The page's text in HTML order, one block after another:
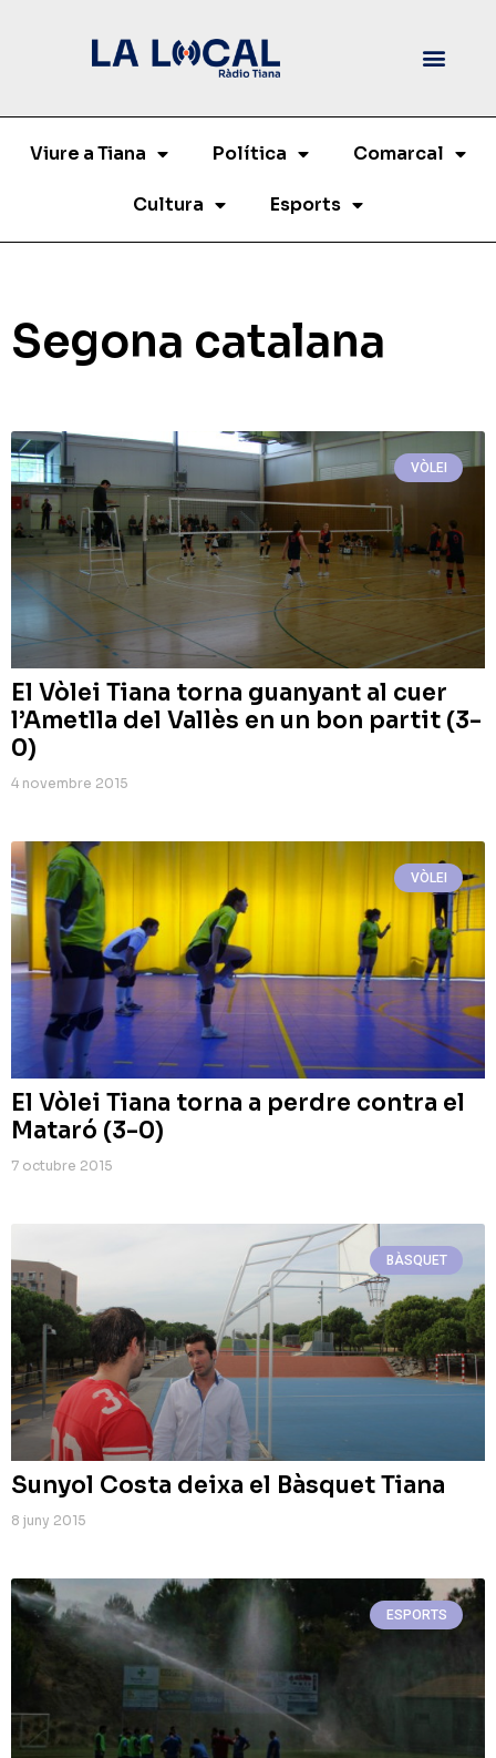
Viure a Tiana Política Comarcal
Cultura Esports
Segona catalana
VÒLEI
El Vòlei Tiana torna guanyant al cuer
l’Ametlla del Vallès en un bon partit (3-
0)
4 novembre 2015
VÒLEI
El Vòlei Tiana torna a perdre contra el
Mataró (3-0)
7 octubre 2015
BÀSQUET
Sunyol Costa deixa el Bàsquet Tiana
8 juny 2015
ESPORTS